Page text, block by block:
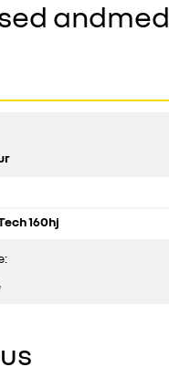
andmed
160hj